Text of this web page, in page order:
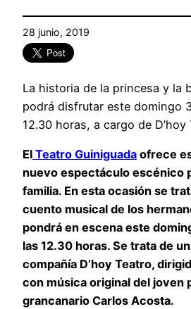
28 junio, 2019
La historia de la princesa y la
podrá disfrutar este domingo
12.30 horas, a cargo de D’hoy
El Teatro Guiniguada ofrece
nuevo espectáculo escénico
familia. En esta ocasión se
cuento musical de los
pondrá en escena este
las 12.30 horas. Se trata de
compañía D’hoy Teatro,
con música original del joven
grancanario Carlos Acosta.